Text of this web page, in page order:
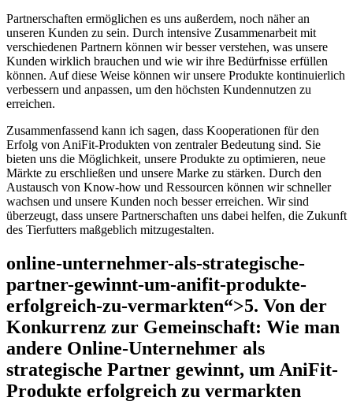
Partnerschaften ⁣ermöglichen ⁢es ​uns außerdem, ​noch näher an
unseren ⁢Kunden‌ zu sein. Durch intensive Zusammenarbeit ⁣mit
verschiedenen Partnern können wir ‍besser verstehen, was unsere
Kunden wirklich brauchen und wie wir ihre Bedürfnisse erfüllen
können. Auf diese Weise können ⁣wir unsere Produkte⁢ kontinuierlich
verbessern und anpassen, um den höchsten Kundennutzen zu
‌erreichen.
Zusammenfassend kann ich ‍sagen, dass Kooperationen für den⁢
Erfolg‌ von AniFit-Produkten von zentraler Bedeutung⁤ sind. Sie
bieten uns⁢ die Möglichkeit, unsere Produkte zu optimieren, neue
Märkte​ zu erschließen und unsere Marke‍ zu stärken. Durch den
Austausch von Know-how und Ressourcen ⁢können wir​ schneller‍
wachsen‌ und unsere Kunden ‍noch besser erreichen. Wir sind⁤
überzeugt, ⁤dass unsere​ Partnerschaften⁤ uns dabei helfen, die Zukunft
des Tierfutters maßgeblich mitzugestalten.
online-unternehmer-als-strategische-
partner-gewinnt-um-anifit-produkte-
erfolgreich-zu-vermarkten“>5. Von der
Konkurrenz zur Gemeinschaft: Wie man
andere Online-Unternehmer als
strategische Partner gewinnt, um AniFit-
Produkte erfolgreich zu ⁣vermarkten